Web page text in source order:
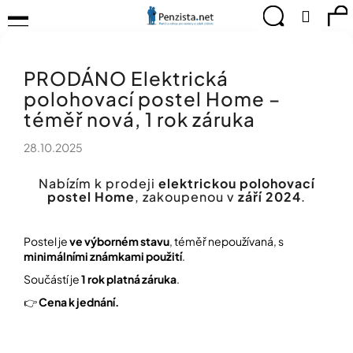
na
TIPY
PRO
PEVNÉ
ZDRAVÍ
PRO
RADOST
TVOŘTE
NÁMI
CHYTRÝ
Hledat
Menu
PRODÁNO Elektrická
polohovací postel Home –
téměř nová, 1 rok záruka
28.10.2025
Nabízím k prodeji elektrickou polohovací
postel Home, zakoupenou v září 2024.
Postel jeve výborném stavu, téměř nepoužívaná, s
minimálními známkami použití.
Součástí je1 rok platná záruka.
👉Cena k jednání.
o
C
o
p
e
e
n